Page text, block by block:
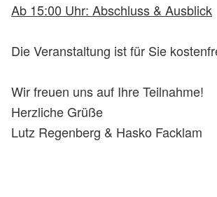
Ab 15:00 Uhr: Abschluss & Ausblick
Die Veranstaltung ist für Sie
Wir freuen uns auf Ihre Teilnahme!
Herzliche Grüße
Lutz Regenberg & Hasko Facklam